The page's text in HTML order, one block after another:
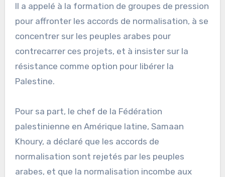
Il a appelé à la formation de groupes de pression
pour affronter les accords de normalisation, à se
concentrer sur les peuples arabes pour
contrecarrer ces projets, et à insister sur la
résistance comme option pour libérer la
Palestine.
Pour sa part, le chef de la Fédération
palestinienne en Amérique latine, Samaan
Khoury, a déclaré que les accords de
normalisation sont rejetés par les peuples
arabes, et que la normalisation incombe aux